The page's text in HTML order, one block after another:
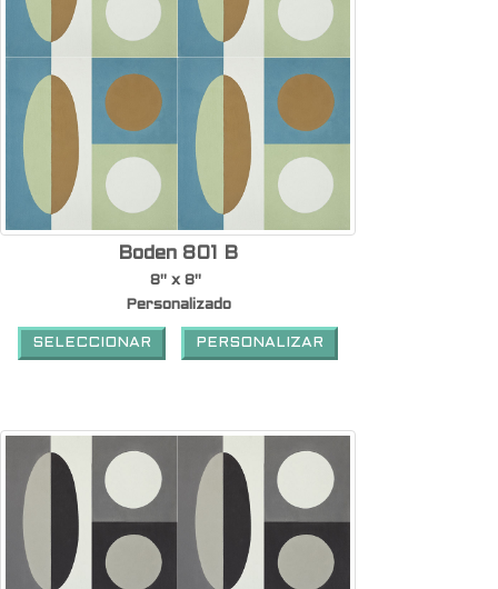
Boden 801 B
8" x 8"
Personalizado
SELECCIONAR PERSONALIZAR